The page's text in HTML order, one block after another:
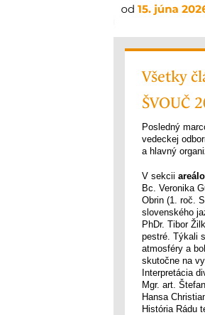
Všetky
ŠVOUČ
Posledný
vedeckej
a hlavný
V sekcii
Bc. Veronika
Obrin (1. roč.
slovenského
PhDr. Tibor
pestré. Týkali
atmosféry a
skutočne na
Interpretácia
Mgr. art.
Hansa
História Rádu